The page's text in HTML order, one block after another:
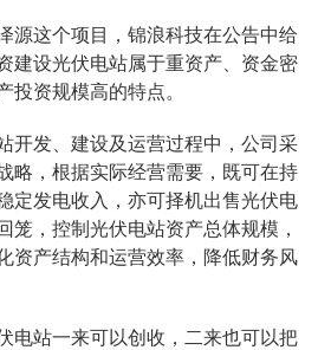
源这个项目，锦浪科技在公告中给
建设光伏电站属于重资产、资金密
投资规模高的特点。
开发、建设及运营过程中，公司采
略，根据实际经营需要，既可在持
定发电收入，亦可择机出售光伏电
笼，控制光伏电站资产总体规模，
资产结构和运营效率，降低财务风
电站一来可以创收，二来也可以把